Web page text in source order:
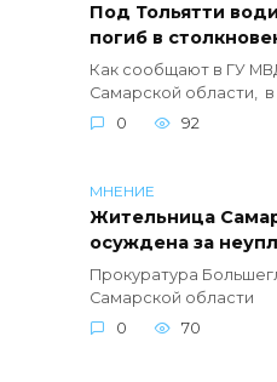
Под Тольятти
погиб в
Как сообщают в ГУ
Самарской области, в
0
92
МНЕНИЕ
Жительница
осуждена за
Прокуратура
Самарской области
0
70